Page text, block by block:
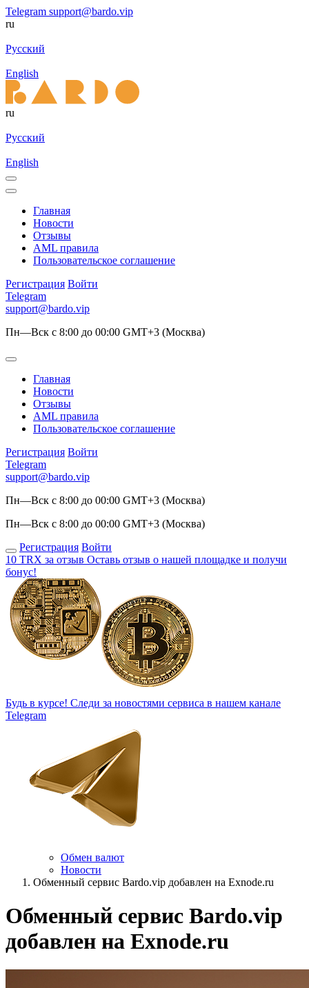
Telegram support@bardo.vip
ru
Русский
English
ru
Русский
English
Главная
Новости
Отзывы
AML правила
Пользовательское соглашение
Регистрация Войти
Telegram
support@bardo.vip
Пн—Вск с 8:00 до 00:00 GMT+3 (Москва)
Главная
Новости
Отзывы
AML правила
Пользовательское соглашение
Регистрация Войти
Telegram
support@bardo.vip
Пн—Вск с 8:00 до 00:00 GMT+3 (Москва)
Пн—Вск с 8:00 до 00:00 GMT+3 (Москва)
Регистрация Войти
10 TRX за отзыв Оставь отзыв о нашей площадке и получи
бонус!
Будь в курсе! Следи за новостями сервиса в нашем канале
Telegram
Обмен валют
Новости
Обменный сервис Bardo.vip добавлен на Exnode.ru
Обменный сервис Bardo.vip
добавлен на Exnode.ru